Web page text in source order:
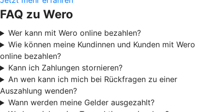
FAQ zu Wero
Wer kann mit Wero online bezahlen?
Wie können meine Kundinnen und Kunden mit Wero
online bezahlen?
Kann ich Zahlungen stornieren?
An wen kann ich mich bei Rückfragen zu einer
Auszahlung wenden?
Wann werden meine Gelder ausgezahlt?